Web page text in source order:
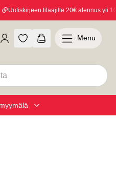
Uutiskirjeen tilaajille 20€ alennus yli
Menu